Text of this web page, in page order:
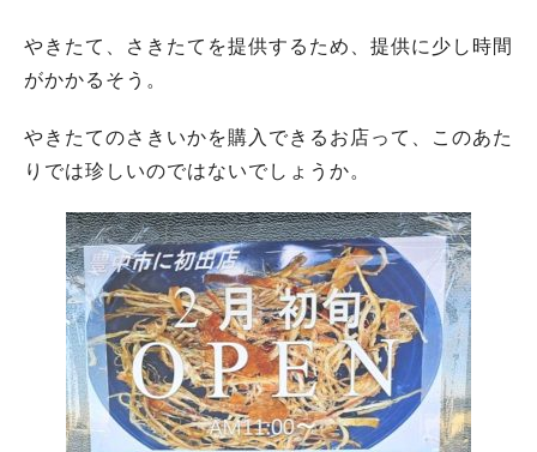
やきたて、さきたてを提供するため、提供に少し時間
がかかるそう。
やきたてのさきいかを購入できるお店って、このあた
りでは珍しいのではないでしょうか。